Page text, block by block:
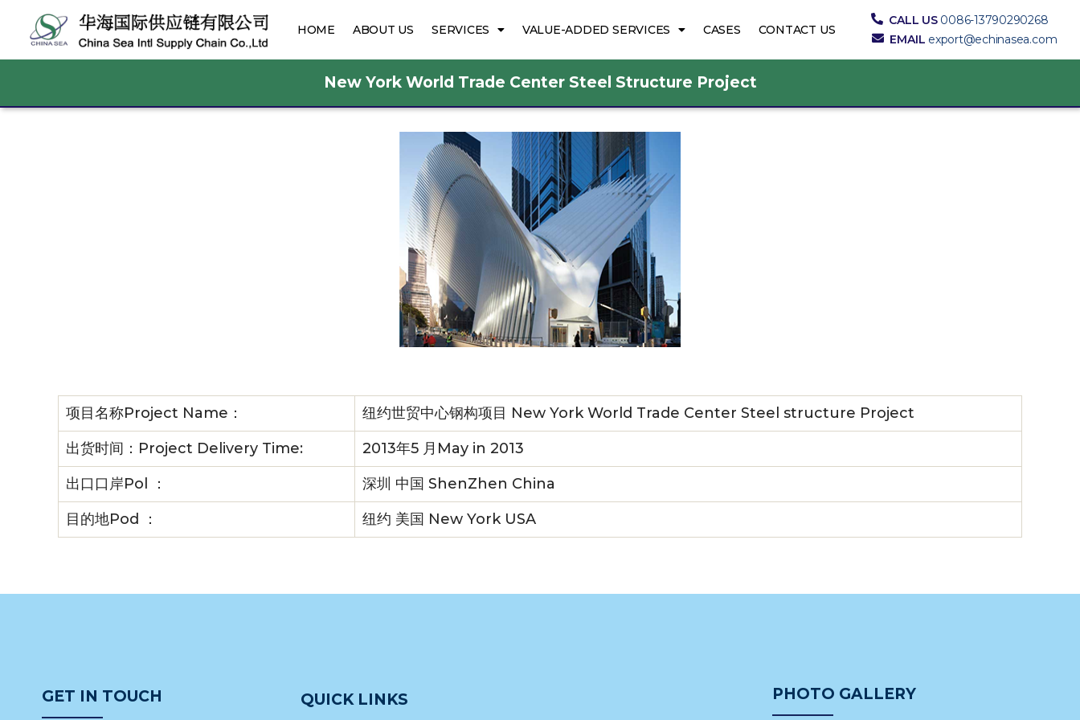
HOME ABOUT US SERVICES VALUE-ADDED SERVICES CASES CONTACT US
CALL US 0086-13790290268
EMAIL export@echinasea.com
New York World Trade Center Steel Structure Project
项目名称Project Name：
纽约世贸中心钢构项目 New York World Trade Center Steel structure Project
出货时间：Project Delivery Time:
2013年5 月May in 2013
出口口岸Pol ：
深圳 中国 ShenZhen China
目的地Pod ：
纽约 美国 New York USA
GET IN TOUCH QUICK LINKS PHOTO GALLERY